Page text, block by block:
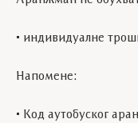
• индивидуалне
Напомене:
• Код аутобуског